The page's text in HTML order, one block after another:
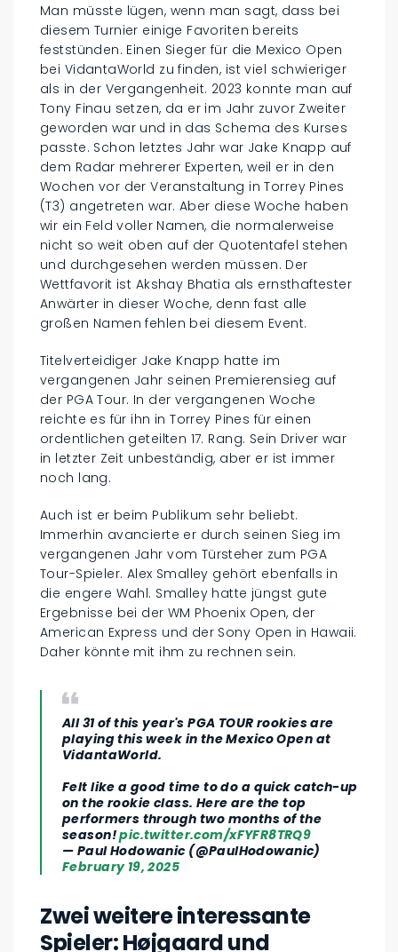
Man müsste lügen, wenn man sagt, dass bei
diesem Turnier einige Favoriten bereits
feststünden. Einen Sieger für die Mexico Open
bei VidantaWorld zu finden, ist viel schwieriger
als in der Vergangenheit. 2023 konnte man auf
Tony Finau setzen, da er im Jahr zuvor Zweiter
geworden war und in das Schema des Kurses
passte. Schon letztes Jahr war Jake Knapp auf
dem Radar mehrerer Experten, weil er in den
Wochen vor der Veranstaltung in Torrey Pines
(T3) angetreten war. Aber diese Woche haben
wir ein Feld voller Namen, die normalerweise
nicht so weit oben auf der Quotentafel stehen
und durchgesehen werden müssen. Der
Wettfavorit ist Akshay Bhatia als ernsthaftester
Anwärter in dieser Woche, denn fast alle
großen Namen fehlen bei diesem Event.
Titelverteidiger Jake Knapp hatte im
vergangenen Jahr seinen Premierensieg auf
der PGA Tour. In der vergangenen Woche
reichte es für ihn in Torrey Pines für einen
ordentlichen geteilten 17. Rang. Sein Driver war
in letzter Zeit unbeständig, aber er ist immer
noch lang.
Auch ist er beim Publikum sehr beliebt.
Immerhin avancierte er durch seinen Sieg im
vergangenen Jahr vom Türsteher zum PGA
Tour-Spieler. Alex Smalley gehört ebenfalls in
die engere Wahl. Smalley hatte jüngst gute
Ergebnisse bei der WM Phoenix Open, der
American Express und der Sony Open in Hawaii.
Daher könnte mit ihm zu rechnen sein.
All 31 of this year's PGA TOUR rookies are
playing this week in the Mexico Open at
VidantaWorld.
Felt like a good time to do a quick catch-up
on the rookie class. Here are the top
performers through two months of the
season!pic.twitter.com/xFYFR8TRQ9
— Paul Hodowanic (@PaulHodowanic)
February 19, 2025
Zwei weitere interessante
Spieler: Højgaard und